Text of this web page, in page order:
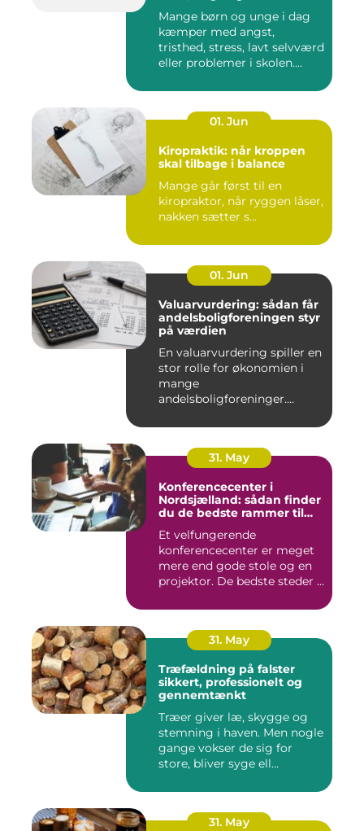
Mange børn og unge i dag
kæmper med angst,
tristhed, stress, lavt selvværd
eller problemer i skolen....
01. Jun
Kiropraktik: når kroppen
skal tilbage i balance
Mange går først til en
kiropraktor, når ryggen låser,
nakken sætter s...
01. Jun
Valuarvurdering: sådan får
andelsboligforeningen styr
på værdien
En valuarvurdering spiller en
stor rolle for økonomien i
mange
andelsboligforeninger.
31. May
Konferencecenter i
Nordsjælland: sådan finder
du de bedste rammer til
Et velfungerende
konferencecenter er meget
mere end gode stole og en
projektor. De bedste steder i
31. May
Træfældning på falster
sikkert, professionelt og
gennemtænkt
Træer giver læ, skygge og
stemning i haven. Men nogle
gange vokser de sig for
store, bliver syge ell...
31. May